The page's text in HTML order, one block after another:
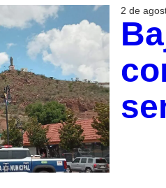
2 de